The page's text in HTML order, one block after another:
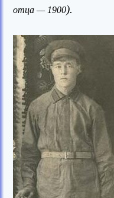
отца — 1900).